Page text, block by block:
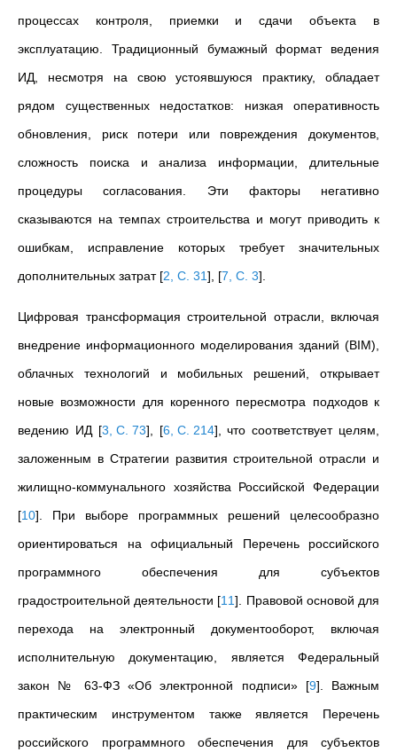
процессах контроля, приемки и сдачи объекта в
эксплуатацию. Традиционный бумажный формат ведения
ИД, несмотря на свою устоявшуюся практику, обладает
рядом существенных недостатков: низкая оперативность
обновления, риск потери или повреждения документов,
сложность поиска и анализа информации, длительные
процедуры согласования. Эти факторы негативно
сказываются на темпах строительства и могут приводить к
ошибкам, исправление которых требует значительных
дополнительных затрат [2, C. 31] [7, C. 3]
Цифровая трансформация строительной отрасли, включая
внедрение информационного моделирования зданий (BIM),
облачных технологий и мобильных решений, открывает
новые возможности для коренного пересмотра подходов к
ведению ИД [3, C. 73] [6, C. 214] , что соответствует целям,
заложенным в Стратегии развития строительной отрасли и
жилищно-коммунального хозяйства Российской Федерации
[10] . При выборе программных решений целесообразно
ориентироваться на официальный Перечень российского
программного обеспечения для субъектов
градостроительной деятельности [11] . Правовой основой для
перехода на электронный документооборот, включая
исполнительную документацию, является Федеральный
закон № 63-ФЗ «Об электронной подписи» [9] . Важным
практическим инструментом также является Перечень
российского программного обеспечения для субъектов